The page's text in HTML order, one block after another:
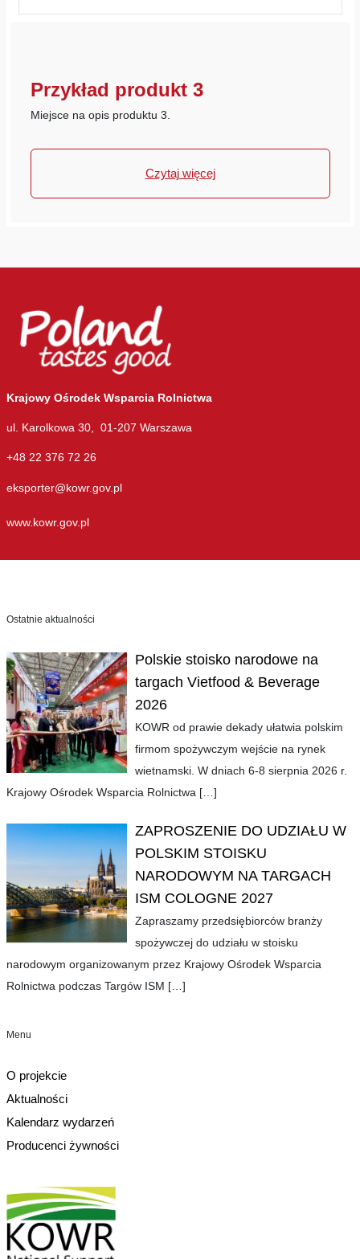
Przykład produkt 3
Miejsce na opis produktu 3.
Czytaj więcej
Krajowy Ośrodek Wsparcia Rolnictwa
ul. Karolkowa 30, 01-207 Warszawa
+48 22 376 72 26
eksporter@kowr.gov.pl
www.kowr.gov.pl
Ostatnie aktualności
Polskie stoisko narodowe na
targach Vietfood & Beverage
2026
KOWR od prawie dekady ułatwia polskim
firmom spożywczym wejście na rynek
wietnamski. W dniach 6-8 sierpnia 2026 r.
Krajowy Ośrodek Wsparcia Rolnictwa […]
ZAPROSZENIE DO UDZIAŁU W
POLSKIM STOISKU
NARODOWYM NA TARGACH
ISM COLOGNE 2027
Zapraszamy przedsiębiorców branży
spożywczej do udziału w stoisku
narodowym organizowanym przez Krajowy Ośrodek Wsparcia
Rolnictwa podczas Targów ISM […]
Menu
O projekcie
Aktualności
Kalendarz wydarzeń
Producenci żywności